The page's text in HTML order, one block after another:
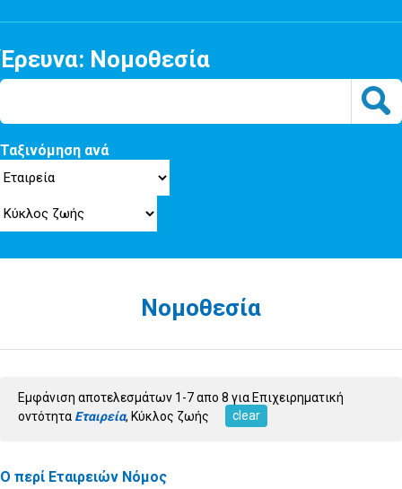
Έρευνα: Νομοθεσία
Ταξινόμηση ανά
Νομοθεσία
Εμφάνιση αποτελεσμάτων 1-7 απο 8 για Επιχειρηματική
οντότητα Εταιρεία, Κύκλος ζωής clear
Ο περί Εταιρειών Νόμος